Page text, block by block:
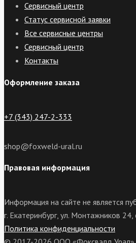
Сервисный центр
Статус сервисной заявки
Все сервисные центры
Сервисный центр
Контакты
Оформление заказа
+7 (343) 247-2-333
shop@foxweld-ural.ru
Правовая информация
Информация на сайте не является
г. Екатеринбург, ул. Монтажников
Политика конфиденциальности